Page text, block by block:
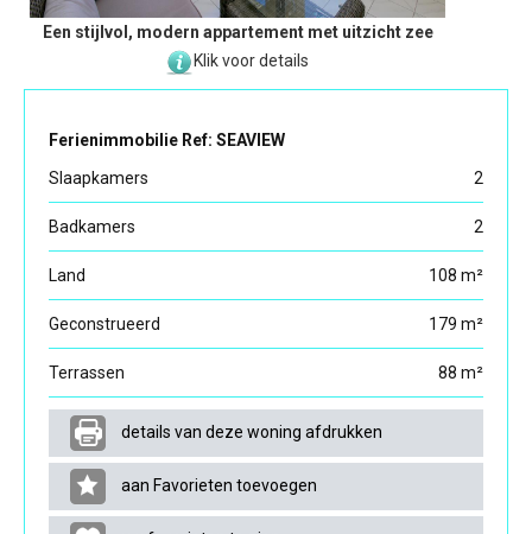
Een stijlvol, modern appartement met uitzicht zee
Klik voor details
Ferienimmobilie Ref: SEAVIEW
Slaapkamers
2
Badkamers 2
Land 108 m²
Geconstrueerd 179 m²
Terrassen 88 m²
details van deze woning afdrukken
aan Favorieten toevoegen